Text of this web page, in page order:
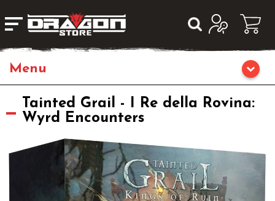
Giochi da Tavolo
Fumetti & Romanzi
Tainted Grail - I Re della Rovina:
Wyrd Encounters